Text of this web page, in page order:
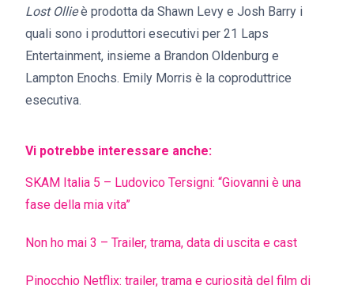
Lost Ollieè prodotta da Shawn Levy e Josh Barry i
quali sono i produttori esecutivi per 21 Laps
Entertainment, insieme a Brandon Oldenburg e
Lampton Enochs. Emily Morris è la coproduttrice
esecutiva.
Vi potrebbe interessare anche:
SKAM Italia 5 – Ludovico Tersigni: “Giovanni è una
fase della mia vita”
Non ho mai 3 – Trailer, trama, data di uscita e cast
Pinocchio Netflix: trailer, trama e curiosità del film di